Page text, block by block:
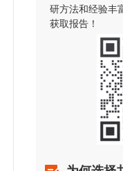
研方法和经验丰
获取报告！